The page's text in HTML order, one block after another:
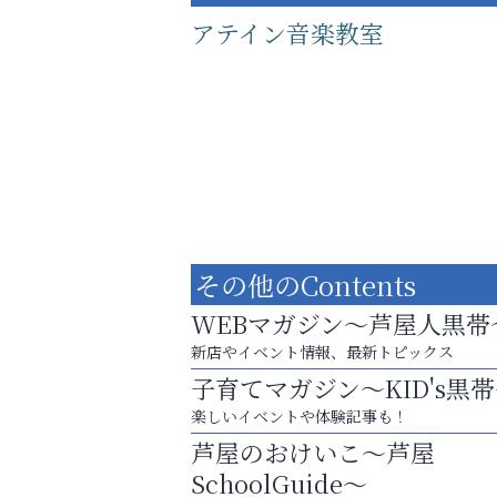
アテイン音楽教室
あなたらしく奏でる、音楽の時間
芦屋インターナショナルス
ール
その他のContents
WEBマガジン～芦屋人黒帯
新店やイベント情報、最新トピックス
子育てマガジン～KID's黒
楽しいイベントや体験記事も！
芦屋のおけいこ～芦屋
SchoolGuide～